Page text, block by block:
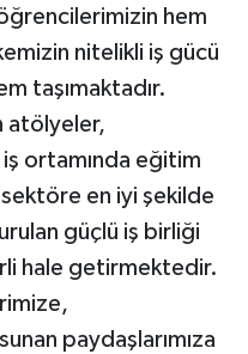
hem
nitelikli iş gücü
taşımaktadır.
atölyeler,
ortamında eğitim
sektöre en iyi şekilde
güçlü iş birliği
hale getirmektedir.
paydaşlarımıza